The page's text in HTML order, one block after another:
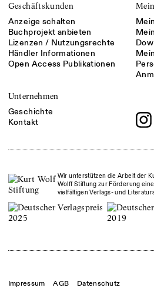
Geschäftskunden
Anzeige schalten
Buchprojekt anbieten
Lizenzen / Nutzungsrechte
Händler Informationen
Open Access Publikationen
Unternehmen
Geschichte
Kontakt
Wir unterstützen die Arbeit der
Wolff Stiftung zur Förderung
vielfältigen Verlags- und
Impressum AGB Datenschutz